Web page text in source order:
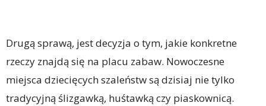
Drugą sprawą, jest decyzja o tym, jakie konkretne
rzeczy znajdą się na placu zabaw. Nowoczesne
miejsca dziecięcych szaleństw są dzisiaj nie tylko
tradycyjną ślizgawką, huśtawką czy piaskownicą.